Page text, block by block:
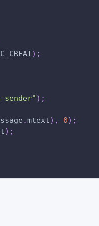
) ;
sender" ) ;
.mtext) , 0) ;
) ;